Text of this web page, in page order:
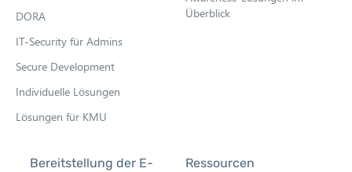
a
b
DORA
IT-Security für Admins
Secure Development
Individuelle Lösungen
Lösungen für KMU
Überblick
Bereitstellung der E-
Ressourcen